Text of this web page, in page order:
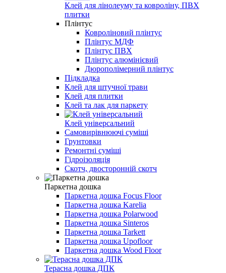
Клей для лінолеуму та ковроліну, ПВХ
плитки
Плінтус
Ковроліновий плінтус
Плінтус МДФ
Плінтус ПВХ
Плінтус алюмінієвий
Дюрополімерний плінтус
Підкладка
Клей для штучної трави
Клей для плитки
Клей та лак для паркету
Клей універсальний
Самовирівнюючі суміші
Грунтовки
Ремонтні суміші
Гідроізоляція
Скотч, двосторонній скотч
Паркетна дошка
Паркетна дошка Focus Floor
Паркетна дошка Karelia
Паркетна дошка Polarwood
Паркетна дошка Sinteros
Паркетна дошка Tarkett
Паркетна дошка Upofloor
Паркетна дошка Wood Floor
Терасна дошка ДПК